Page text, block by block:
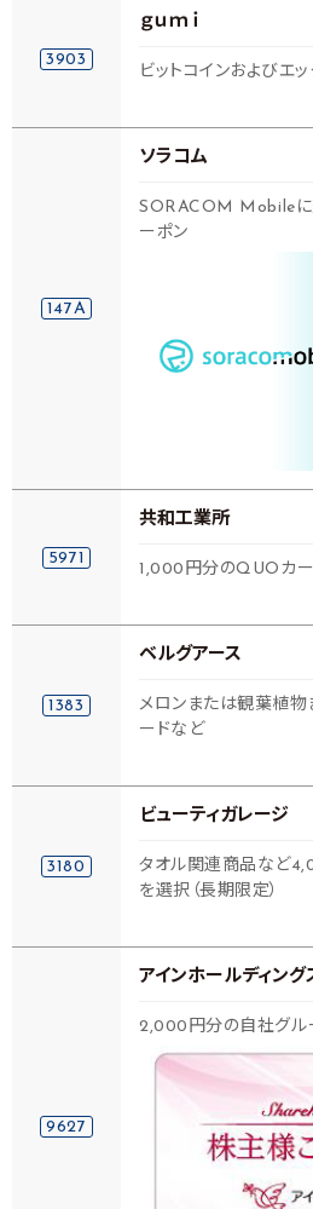
3903
ｇｕｍｉ
ビットコインおよびエ
147A
ソラコム
SORACOM Mobileに
ーポン
5971
共和工業所
1,000円分のQUOカ
1383
ベルグアース
メロンまたは観葉植
ードなど
3180
ビューティガレージ
タオル関連商品など
を選択（長期限定）
9627
アインホールディング
2,000円分の自社グル